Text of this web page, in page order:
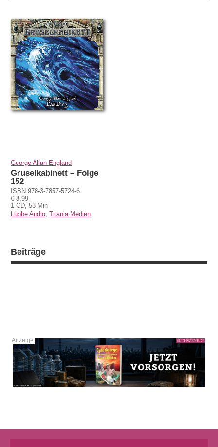
George Allan England
Gruselkabinett – Folge
152
ISBN 978-3-7857-5724-6
€ 8,99
1 CD, 53 Min
Lübbe Audio ,Titania Medien
Beiträge